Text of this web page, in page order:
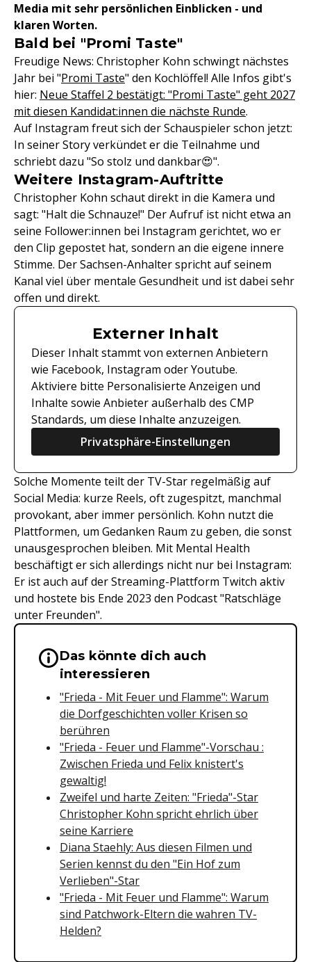
Media mit sehr persönlichen Einblicken - und
klaren Worten.
Bald bei "Promi Taste"
Freudige News: Christopher Kohn schwingt nächstes
Jahr bei "Promi Taste" den Kochlöffel! Alle Infos gibt's
hier: Neue Staffel 2 bestätigt: "Promi Taste" geht 2027
mit diesen Kandidat:innen die nächste Runde.
Auf Instagram freut sich der Schauspieler schon jetzt:
In seiner Story verkündet er die Teilnahme und
schriebt dazu "So stolz und dankbar😍".
Weitere Instagram-Auftritte
Christopher Kohn schaut direkt in die Kamera und
sagt: "Halt die Schnauze!" Der Aufruf ist nicht etwa an
seine Follower:innen bei Instagram gerichtet, wo er
den Clip gepostet hat, sondern an die eigene innere
Stimme. Der Sachsen-Anhalter spricht auf seinem
Kanal viel über mentale Gesundheit und ist dabei sehr
offen und direkt.
Externer Inhalt
Dieser Inhalt stammt von externen Anbietern
wie Facebook, Instagram oder Youtube.
Aktiviere bitte Personalisierte Anzeigen und
Inhalte sowie Anbieter außerhalb des CMP
Standards, um diese Inhalte anzuzeigen.
Privatsphäre-Einstellungen
Solche Momente teilt der TV-Star regelmäßig auf
Social Media: kurze Reels, oft zugespitzt, manchmal
provokant, aber immer persönlich. Kohn nutzt die
Plattformen, um Gedanken Raum zu geben, die sonst
unausgesprochen bleiben. Mit Mental Health
beschäftigt er sich allerdings nicht nur bei Instagram:
Er ist auch auf der Streaming-Plattform Twitch aktiv
und hostete bis Ende 2023 den Podcast "Ratschläge
unter Freunden".
Wichtige Hinweise &
Das könnte dich auch
interessieren
"Frieda - Mit Feuer und Flamme": Warum
die Dorfgeschichten voller Krisen so
berühren
"Frieda - Feuer und Flamme"-Vorschau :
Zwischen Frieda und Felix knistert's
gewaltig!
Zweifel und harte Zeiten: "Frieda"-Star
Christopher Kohn spricht ehrlich über
seine Karriere
Diana Staehly: Aus diesen Filmen und
Serien kennst du den "Ein Hof zum
Verlieben"-Star
"Frieda - Mit Feuer und Flamme": Warum
sind Patchwork-Eltern die wahren TV-
Helden?